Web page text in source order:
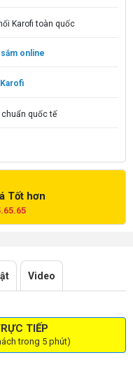
Karofi toàn quốc
online
quốc tế
Tốt hơn
Video
TIẾP
trong 5 phút)